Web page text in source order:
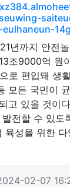
년까지 안전
조9000억 원
로 편입돼 생
모든 국민이
고 있을 것이
전할 수 있도
육성을 위한
02-07